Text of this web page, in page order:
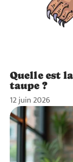
Quelle est
taupe ?
12 juin 2026